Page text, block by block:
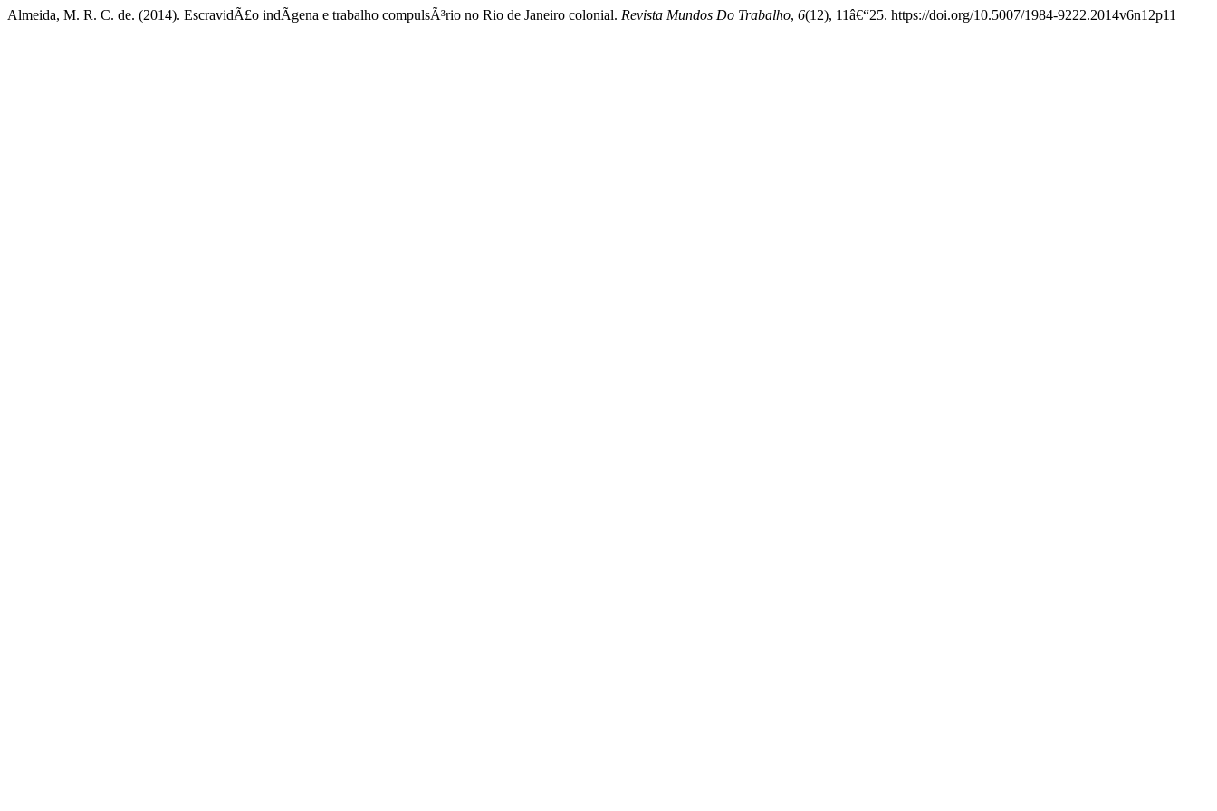
Almeida, M. R. C. de. (2014). EscravidÃ£o indÃ­gena e trabalho compulsÃ³rio no Rio de Janeiro colonial. Revista Mundos Do Trabalho, 6(12), 11â€“25. https://doi.org/10.5007/1984-9222.2014v6n12p11